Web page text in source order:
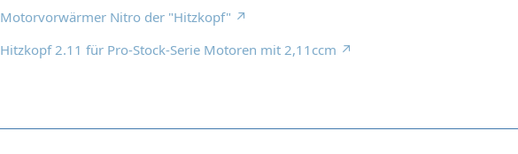
Motorvorwärmer Nitro der "Hitzkopf"
Hitzkopf 2.11 für Pro-Stock-Serie Motoren mit 2,11ccm